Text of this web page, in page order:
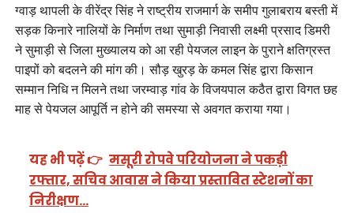
ग्वाड़ थापली के वीरेंद्र सिंह ने राष्ट्रीय राजमार्ग के समीप गुलाबराय बस्ती में
सड़क किनारे नालियों के निर्माण तथा सुमाड़ी निवासी लक्ष्मी प्रसाद डिमरी
ने सुमाड़ी से जिला मुख्यालय को आ रही पेयजल लाइन के पुराने क्षतिग्रस्त
पाइपों को बदलने की मांग की। सौड़ खुरड़ के कमल सिंह द्वारा किसान
सम्मान निधि न मिलने तथा जरम्वाड़ गांव के विजयपाल कठैत द्वारा विगत छह
माह से पेयजल आपूर्ति न होने की समस्या से अवगत कराया गया।
यह भी पढ़ें 👉 मसूरी रोपवे परियोजना ने पकड़ी
रफ्तार, सचिव आवास ने किया प्रस्तावित स्टेशनों का
निरीक्षण…